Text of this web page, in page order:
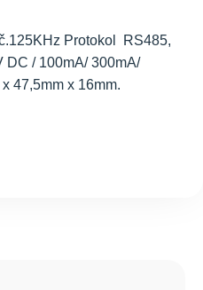
.125KHz Protokol RS485,
DC / 100mA/ 300mA/
47,5mm x 16mm.